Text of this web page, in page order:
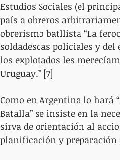
Estudios Sociales (el
país a obreros
obrerismo batllista “La
soldadescas policiales y
los explotados les
Uruguay.” [7]
Como en Argentina lo hará
Batalla” se insiste en la
sirva de orientación al
planificación y preparación